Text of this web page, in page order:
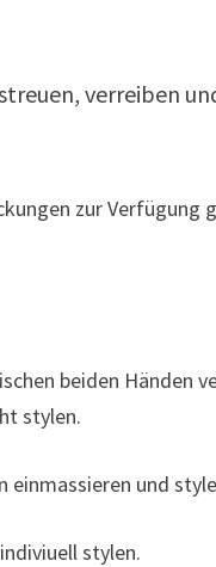
verreiben
zur Verfügung
beiden Händen
stylen.
einmassieren und
stylen.